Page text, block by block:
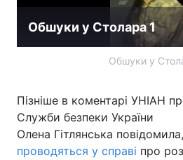
Обшуки у Столара 1
Обшуки у
Пізніше в коментарі УНІАН
Служби безпеки України
Олена Гітлянська
проводяться у справі про